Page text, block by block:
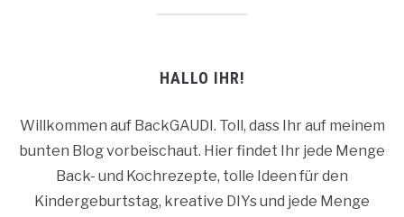
HALLO IHR!
Willkommen auf BackGAUDI. Toll, dass Ihr auf meinem
bunten Blog vorbeischaut. Hier findet Ihr jede Menge
Back- und Kochrezepte, tolle Ideen für den
Kindergeburtstag, kreative DIYs und jede Menge